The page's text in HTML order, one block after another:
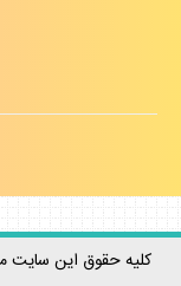
كليه حقوق اين سايت